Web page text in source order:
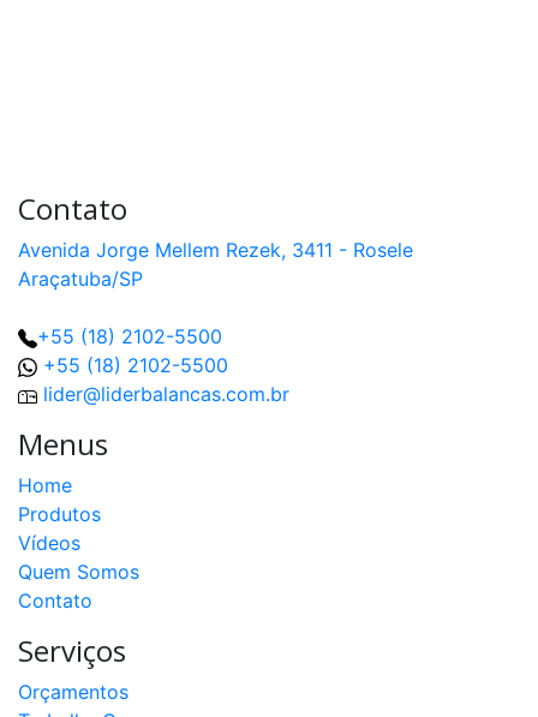
Contato
Avenida Jorge Mellem Rezek, 3411 - Rosele
Araçatuba/SP
+55 (18) 2102-5500
+55 (18) 2102-5500
lider@liderbalancas.com.br
Menus
Home
Produtos
Vídeos
Quem Somos
Contato
Serviços
Orçamentos